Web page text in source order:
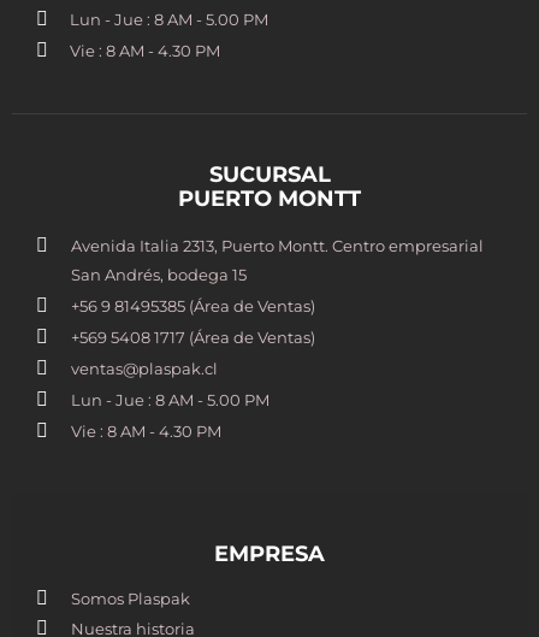
Lun - Jue : 8 AM - 5.00 PM
Vie : 8 AM - 4.30 PM
SUCURSAL
PUERTO MONTT
Avenida Italia 2313, Puerto Montt. Centro empresarial
San Andrés, bodega 15
+56 9 81495385 (Área de Ventas)
+569 5408 1717 (Área de Ventas)
ventas@plaspak.cl
Lun - Jue : 8 AM - 5.00 PM
Vie : 8 AM - 4.30 PM
EMPRESA
Somos Plaspak
Nuestra historia